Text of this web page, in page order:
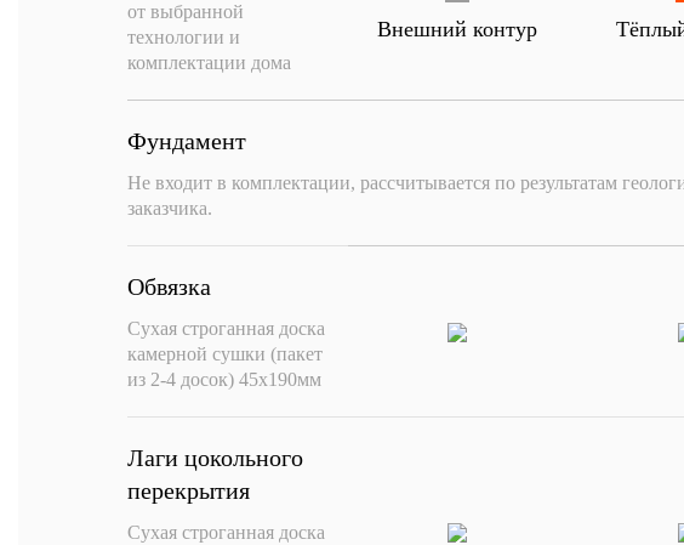
от выбранной
технологии и
комплектации дома
Внешний контур
Фундамент
Не входит в комплектации, рассчитывается по результатам
заказчика.
Обвязка
Сухая строганная доска
камерной сушки (пакет
из 2-4 досок) 45х190мм
Лаги цокольного
перекрытия
Сухая строганная доска